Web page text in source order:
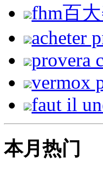
fhm百
acheter
provera
vermox
faut il
本月热门